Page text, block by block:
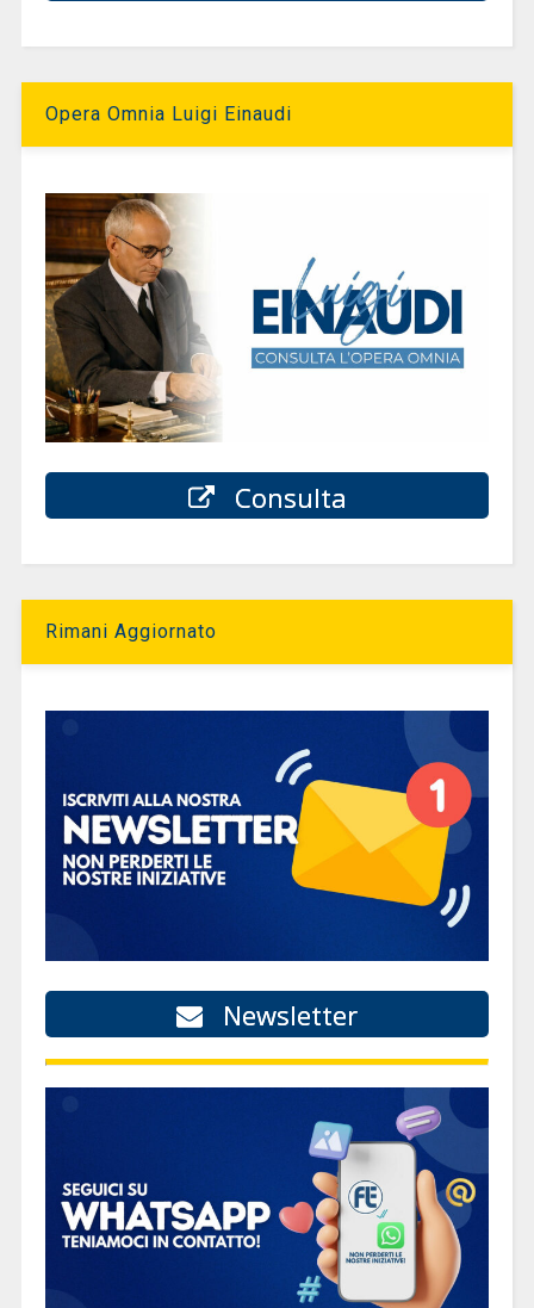
Opera Omnia Luigi Einaudi
Consulta
Rimani Aggiornato
Newsletter